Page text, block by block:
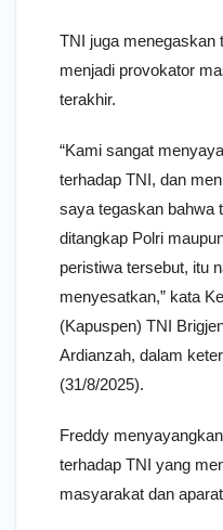
TNI juga menegaskan
menjadi provokator
terakhir.
“Kami sangat
terhadap TNI, dan
saya tegaskan bahwa
ditangkap Polri
peristiwa tersebut, itu
menyesatkan,” kata
(Kapuspen) TNI
Ardianzah, dalam
(31/8/2025).
Freddy
terhadap TNI yang
masyarakat dan